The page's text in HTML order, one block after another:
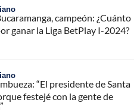
campeón: ¿Cuánto
ganar la Liga BetPlay I-2024?
“El presidente de Santa
festejé con la gente de